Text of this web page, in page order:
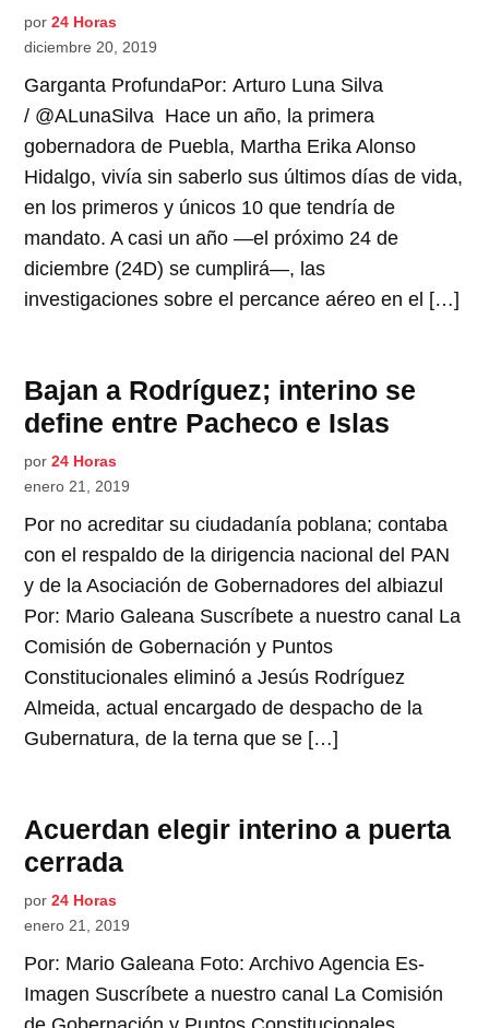
por 24 Horas
diciembre 20, 2019
Garganta ProfundaPor: Arturo Luna Silva
/ @ALunaSilva Hace un año, la primera
gobernadora de Puebla, Martha Erika Alonso
Hidalgo, vivía sin saberlo sus últimos días de vida,
en los primeros y únicos 10 que tendría de
mandato. A casi un año —el próximo 24 de
diciembre (24D) se cumplirá—, las
investigaciones sobre el percance aéreo en el […]
Bajan a Rodríguez; interino se
define entre Pacheco e Islas
por 24 Horas
enero 21, 2019
Por no acreditar su ciudadanía poblana; contaba
con el respaldo de la dirigencia nacional del PAN
y de la Asociación de Gobernadores del albiazul
Por: Mario Galeana Suscríbete a nuestro canal La
Comisión de Gobernación y Puntos
Constitucionales eliminó a Jesús Rodríguez
Almeida, actual encargado de despacho de la
Gubernatura, de la terna que se […]
Acuerdan elegir interino a puerta
cerrada
por 24 Horas
enero 21, 2019
Por: Mario Galeana Foto: Archivo Agencia Es-
Imagen Suscríbete a nuestro canal La Comisión